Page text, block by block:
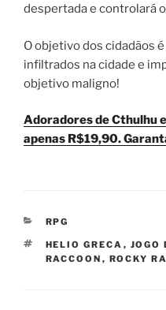
despertada e controlará
O objetivo dos cidadãos
infiltrados na cidade e
objetivo maligno!
Adoradores de Cthulhu
apenas R$19,90.
CATEGORIAS
RPG
TAGS
HELIO GRECA , JOGO
RACCOON , ROCKY